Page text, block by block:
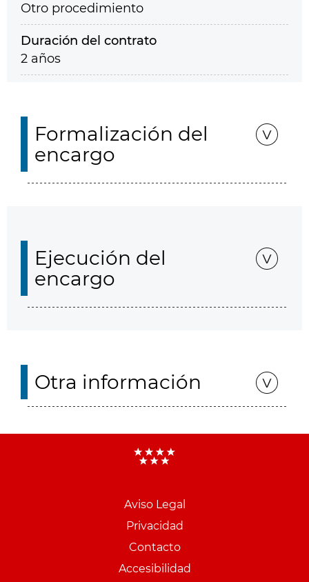
Otro procedimiento
Duración del contrato
2 años
Formalización del
encargo
Ejecución del
encargo
Otra información
Aviso Legal
Privacidad
Contacto
Accesibilidad